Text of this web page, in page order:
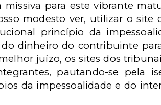
missiva para este vibrante
modesto ver, utilizar o site
princípio da
dinheiro do contribuinte
juízo, os sites dos
pautando-se pela
da impessoalidade e do